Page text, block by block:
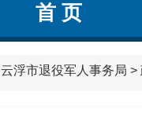
首 页
云浮市退役军人事务局 >